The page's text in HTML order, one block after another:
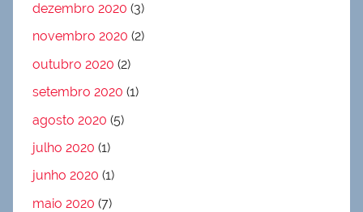
dezembro 2020 (3)
novembro 2020 (2)
outubro 2020 (2)
setembro 2020 (1)
agosto 2020 (5)
julho 2020 (1)
junho 2020 (1)
maio 2020 (7)